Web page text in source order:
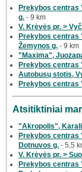
Prekybos centras
g. - 9 km
V. Krėvės pr. >
Prekybos centras
Žemynos g. - 9 km
"Maxima",
Prekybos centras
Autobusų stotis,
Prekybos centras
Atsitiktiniai
"Akropolis",
Prekybos centras
Dotnuvos g. - 5,5
V. Krėvės pr. >
Prekybos centras